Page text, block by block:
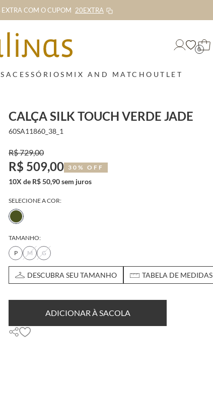
COM O CUPOM 20EXTRA
0
ACESSÓRIOS MIX AND MATCHOUTLET
CALÇA SILK TOUCH VERDE JADE
60SA11860_38_1
R$ 729,00
R$ 509,00 30% OFF
10X de R$ 50,90 sem juros
SELECIONE A COR:
TAMANHO:
P
M G
DESCUBRA SEU TAMANHO TABELA DE MEDIDAS
ADICIONAR À SACOLA